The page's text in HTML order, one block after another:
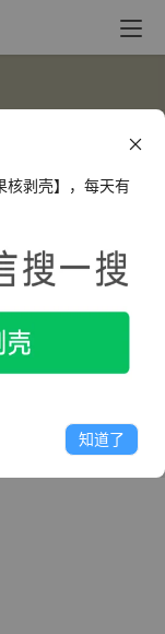
～
核剥壳】，每天有
知道了